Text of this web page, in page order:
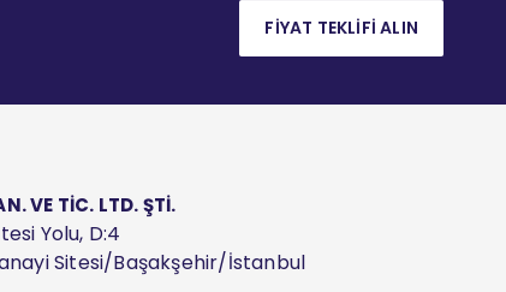
FİYAT TEKLİFİ ALIN
VE TİC. LTD. ŞTİ.
Yolu, D:4
Sitesi/Başakşehir/İstanbul